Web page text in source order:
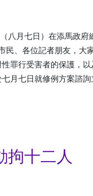
八月七日）在添馬政
、各位記者朋友，大
罪行受害者的保護，
月七日就修例方案諮
拘十二人